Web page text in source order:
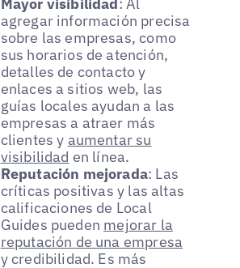
agregar información precisa
sobre las empresas, como
sus horarios de atención,
detalles de contacto y
enlaces a sitios web, las
guías locales ayudan a las
empresas a atraer más
clientes y aumentar su
visibilidad en línea.
Reputación mejorada: Las
críticas positivas y las altas
calificaciones de Local
Guides pueden mejorar la
reputación de una empresa
y credibilidad. Es más